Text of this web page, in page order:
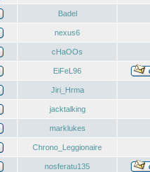
Badel
nexus6
cHaOOs
EiFeL96
Jiri_Hrma
jacktalking
marklukes
Chrono_Leggionaire
nosferatu135